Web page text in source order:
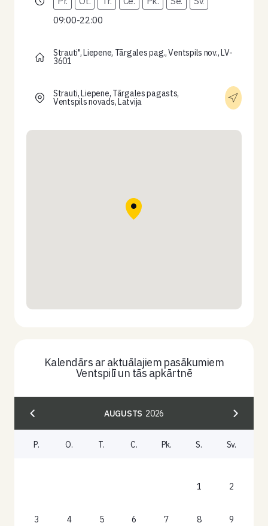
09:00-22:00
Strauti", Liepene, Tārgales pag., Ventspils nov., LV-
3601
Strauti, Liepene, Tārgales pagasts,
Ventspils novads, Latvija
Kalendārs ar aktuālajiem pasākumiem
Ventspilī un tās apkārtnē
AUGUSTS 2026
P. O. T. C. Pk. S. Sv.
1 2
3 4 5 6 7 8 9